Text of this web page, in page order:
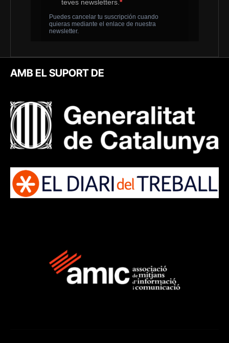
AMB EL SUPORT DE